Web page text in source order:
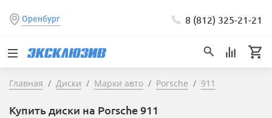
Оренбург 8 (812) 325-21-21
Главная Диски Марки авто Porsche 911
Купить диски на Porsche 911